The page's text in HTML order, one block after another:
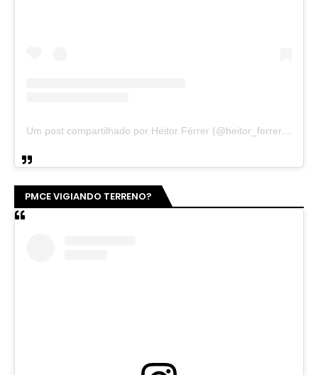
Um post compartilhado por Heitor Férrer (@heitor_ferrer77)
PMCE VIGIANDO TERRENO?